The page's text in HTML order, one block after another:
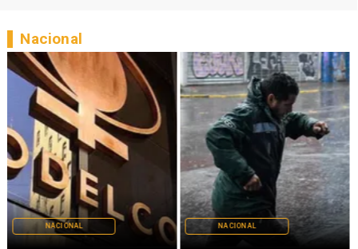
NACIONAL NACIONAL
Nacional